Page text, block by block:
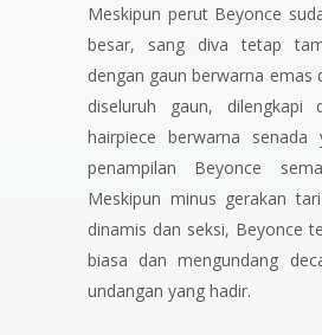
Meskipun perut Beyonce
besar, sang diva tetap
dengan gaun berwarna emas
diseluruh gaun, dilengkapi
hairpiece berwarna senada
penampilan Beyonce
Meskipun minus gerakan
dinamis dan seksi, Beyonce
biasa dan mengundang
undangan yang hadir.